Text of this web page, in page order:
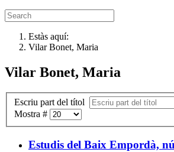
Estàs aquí:
Vilar Bonet, Maria
Vilar Bonet, Maria
Escriu part del títol
Mostra #
Estudis del Baix Empordà,